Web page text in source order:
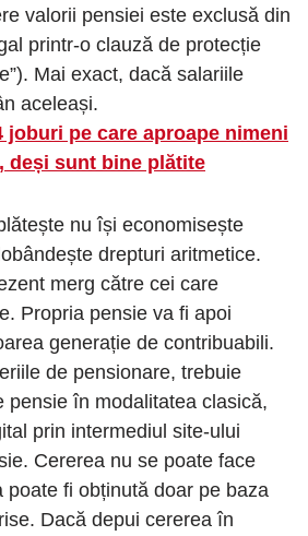
valorii pensiei este exclusă din
printr-o clauză de protecție
Mai exact, dacă salariile
aceleași.
joburi pe care aproape nimeni
deși sunt bine plătite
nu își economisește
drepturi aritmetice.
merg către cei care
Propria pensie va fi apoi
generație de contribuabili.
de pensionare, trebuie
pensie în modalitatea clasică,
prin intermediul site-ului
Cererea nu se poate face
poate fi obținută doar pe baza
Dacă depui cererea în